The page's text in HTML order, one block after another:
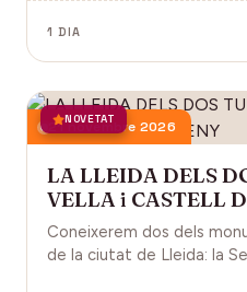
1 DIA
NOVETAT
21 novembre 2026
LA LLEIDA DELS
VELLA i CASTELL
Coneixerem dos dels
de la ciutat de Lleida: la